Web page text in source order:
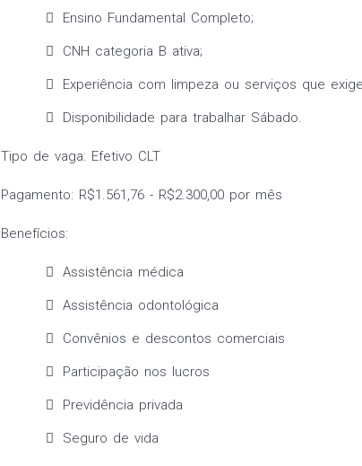
Ensino Fundamental Completo;
CNH categoria B ativa;
Experiência com limpeza ou serviços que
Disponibilidade para trabalhar Sábado.
Tipo de vaga: Efetivo CLT
Pagamento: R$1.561,76 - R$2.300,00 por mês
Benefícios:
Assistência médica
Assistência odontológica
Convênios e descontos comerciais
Participação nos lucros
Previdência privada
Seguro de vida